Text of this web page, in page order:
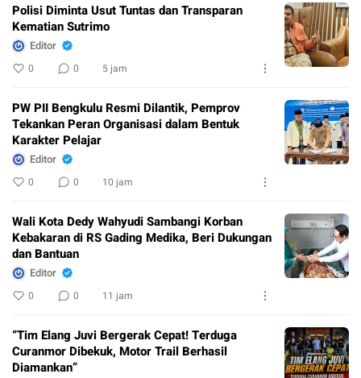
Polisi Diminta Usut Tuntas dan Transparan
Kematian Sutrimo
Editor
0 0 5 jam
PW PII Bengkulu Resmi Dilantik, Pemprov
Tekankan Peran Organisasi dalam Bentuk
Karakter Pelajar
Editor
0 0 10 jam
Wali Kota Dedy Wahyudi Sambangi Korban
Kebakaran di RS Gading Medika, Beri Dukungan
dan Bantuan
Editor
0 0 11 jam
“Tim Elang Juvi Bergerak Cepat! Terduga
Curanmor Dibekuk, Motor Trail Berhasil
Diamankan”